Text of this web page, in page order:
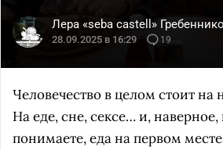
Лера «seba castell»
28.09.2025 в 16:29 19
Человечество в целом стоит на
На еде, сне, сексе… и, наверное,
понимаете, еда на первом